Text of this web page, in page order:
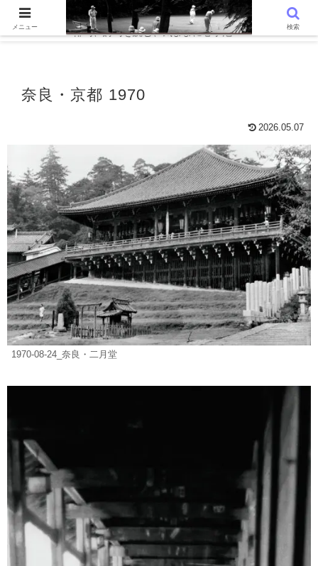
WordPressでつくる趣味の個人ブログです。〜 AIと写真を語る、写真
俳句、詩句を読む、気ままに心字池 〜
奈良・京都 1970
2026.05.07
1970-08-24_奈良・二月堂
メニュー 検索